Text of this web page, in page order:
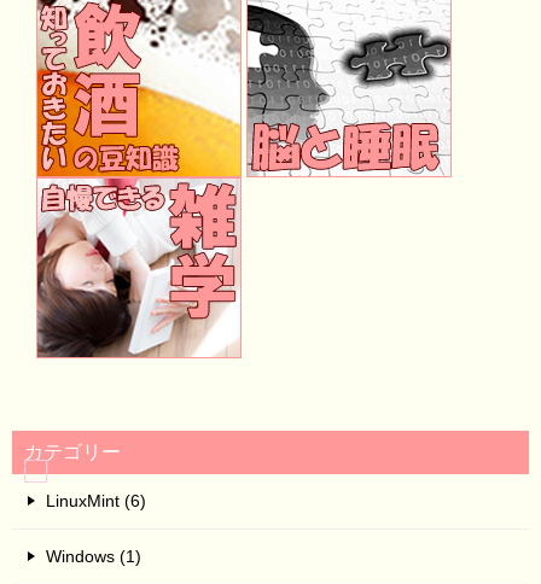
カテゴリー
LinuxMint (6)
Windows (1)